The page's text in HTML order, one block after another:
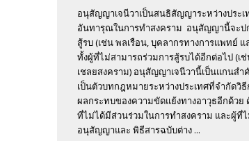
อนุสัญญาเจนีวาเป็นสนธิสัญญาระหว่างประ
อันทารุณในการทำสงคราม อนุสัญญานี้จะป
สู้รบ (เช่น พลเรือน, บุคลากรทางการแพทย์
ทั้งผู้ที่ไม่สามารถร่วมการสู้รบได้อีกต่อไป (เ
เชลยสงคราม) อนุสัญญาเจนีวานี้เป็นแกนส
เป็นตัวบทกฎหมายระหว่างประเทศที่จำกัดวิ
ผลกระทบของความขัดแย้งทางอาวุธอีกด้ว
ที่ไม่ได้มีส่วนร่วมในการทำสงคราม และผู้ที่
อนุสัญญาและ พิธีสารฉบับต่าง ...